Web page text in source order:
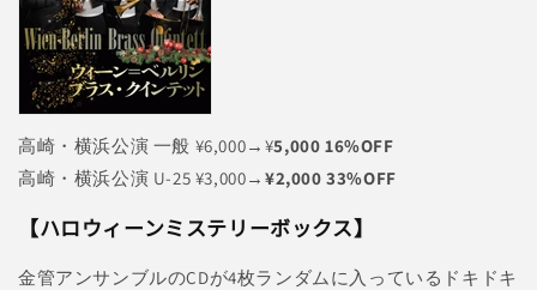
高崎・横浜公演 一般 ¥6,000→¥5,000 16%OFF
高崎・横浜公演 U-25 ¥3,000→ ¥2,000 33%OFF
【ハロウィーンミステリーボックス】
金管アンサンブルのCDが4枚ランダムに入っているドキドキ